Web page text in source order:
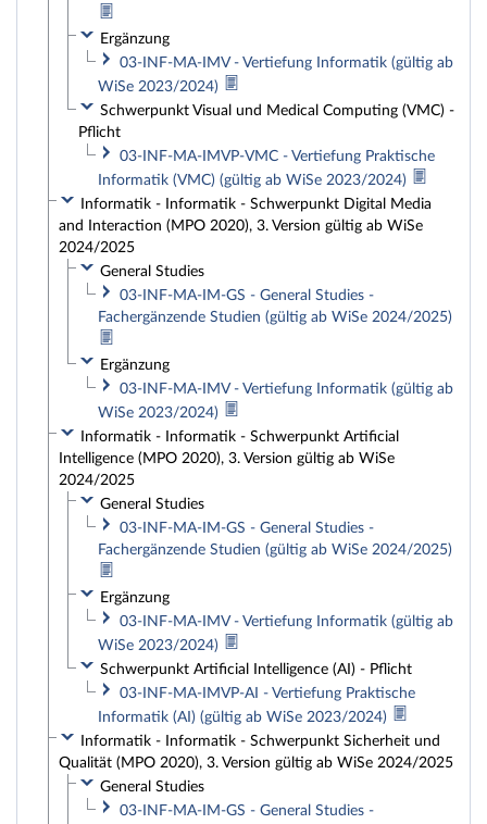
Ergänzung
03-INF-MA-IMV - Vertiefung Informatik (gültig ab
WiSe 2023/2024)
Schwerpunkt Visual und Medical Computing (VMC) -
Pflicht
03-INF-MA-IMVP-VMC - Vertiefung Praktische
Informatik (VMC) (gültig ab WiSe 2023/2024)
Informatik - Informatik - Schwerpunkt Digital Media
and Interaction (MPO 2020), 3. Version gültig ab WiSe
2024/2025
General Studies
03-INF-MA-IM-GS - General Studies -
Fachergänzende Studien (gültig ab WiSe 2024/2025)
Ergänzung
03-INF-MA-IMV - Vertiefung Informatik (gültig ab
WiSe 2023/2024)
Informatik - Informatik - Schwerpunkt Artificial
Intelligence (MPO 2020), 3. Version gültig ab WiSe
2024/2025
General Studies
03-INF-MA-IM-GS - General Studies -
Fachergänzende Studien (gültig ab WiSe 2024/2025)
Ergänzung
03-INF-MA-IMV - Vertiefung Informatik (gültig ab
WiSe 2023/2024)
Schwerpunkt Artificial Intelligence (AI) - Pflicht
03-INF-MA-IMVP-AI - Vertiefung Praktische
Informatik (AI) (gültig ab WiSe 2023/2024)
Informatik - Informatik - Schwerpunkt Sicherheit und
Qualität (MPO 2020), 3. Version gültig ab WiSe 2024/2025
General Studies
03-INF-MA-IM-GS - General Studies -